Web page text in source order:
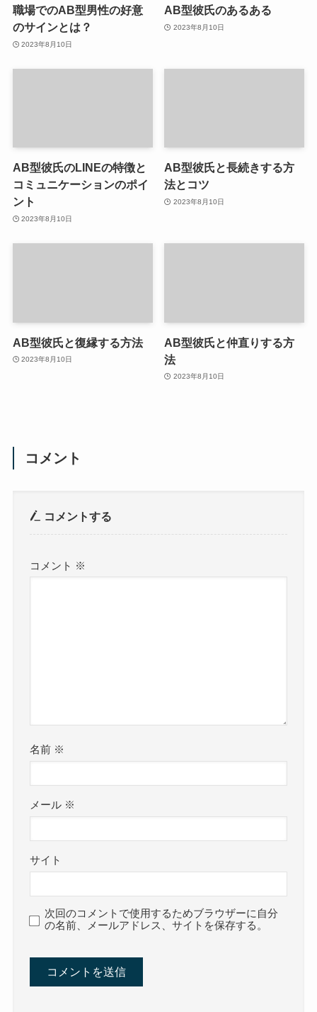
職場でのAB型男性の好意
のサインとは？
2023年8月10日
AB型彼氏のあるある
2023年8月10日
AB型彼氏のLINEの特徴と
コミュニケーションのポイ
ント
2023年8月10日
AB型彼氏と長続きする方
法とコツ
2023年8月10日
AB型彼氏と復縁する方法
2023年8月10日
AB型彼氏と仲直りする方
法
2023年8月10日
コメント
コメントする
コメント ※
名前 ※
メール ※
サイト
次回のコメントで使用するためブラウザーに自分
の名前、メールアドレス、サイトを保存する。